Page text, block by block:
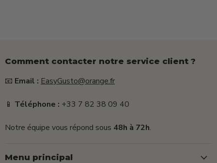
Comment contacter notre service client ?
📧 Email : EasyGusto@orange.fr
📱 Téléphone : +33 7 82 38 09 40
Notre équipe vous répond sous 48h à 72h.
Menu principal